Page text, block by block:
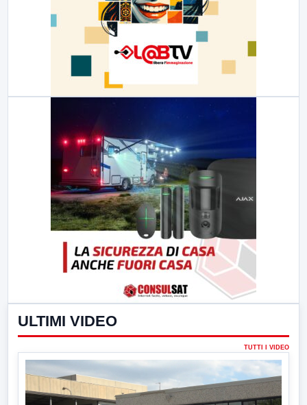
ULTIMI VIDEO
TUTTI I VIDEO